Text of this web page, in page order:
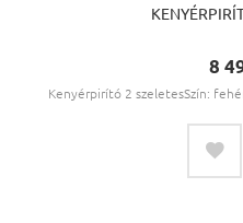
8
Kenyérpirító 2 szeletesSzín: